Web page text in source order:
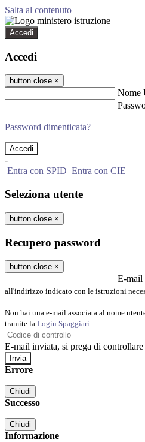
Salta al contenuto
Accedi
Accedi
button close ×
Nome
Password dimenticata?
-
Entra con SPID Entra con CIE
Seleziona utente
button close ×
Recupero password
button close ×
E-mail
all'indirizzo indicato con le istruzioni
Non hai una e-mail associata al nome
tramite la Login Spaggiari
E-mail inviata, si prega di
Errore
Chiudi
Successo
Chiudi
Informazione